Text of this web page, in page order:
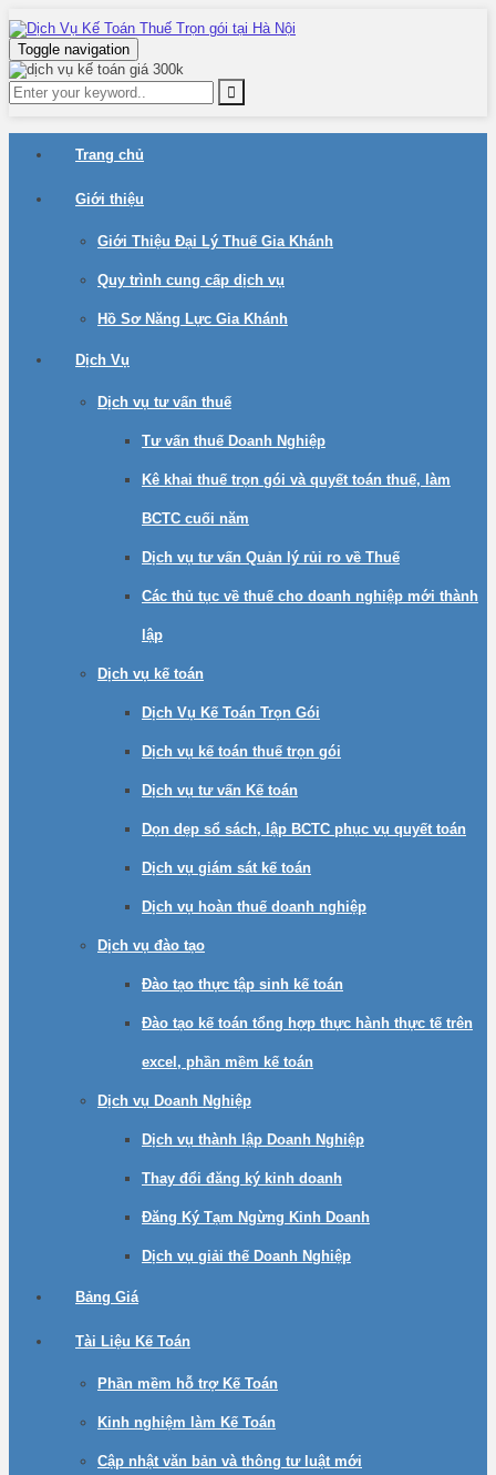
Toggle navigation
Trang chủ
Giới thiệu
Giới Thiệu Đại Lý Thuế Gia Khánh
Quy trình cung cấp dịch vụ
Hồ Sơ Năng Lực Gia Khánh
Dịch Vụ
Dịch vụ tư vấn thuế
Tư vấn thuế Doanh Nghiệp
Kê khai thuế trọn gói và quyết toán thuế, làm
BCTC cuối năm
Dịch vụ tư vấn Quản lý rủi ro về Thuế
Các thủ tục về thuế cho doanh nghiệp mới thành
lập
Dịch vụ kế toán
Dịch Vụ Kế Toán Trọn Gói
Dịch vụ kế toán thuế trọn gói
Dịch vụ tư vấn Kế toán
Dọn dẹp sổ sách, lập BCTC phục vụ quyết toán
Dịch vụ giám sát kế toán
Dịch vụ hoàn thuế doanh nghiệp
Dịch vụ đào tạo
Đào tạo thực tập sinh kế toán
Đào tạo kế toán tổng hợp thực hành thực tế trên
excel, phần mềm kế toán
Dịch vụ Doanh Nghiệp
Dịch vụ thành lập Doanh Nghiệp
Thay đổi đăng ký kinh doanh
Đăng Ký Tạm Ngừng Kinh Doanh
Dịch vụ giải thế Doanh Nghiệp
Bảng Giá
Tài Liệu Kế Toán
Phần mềm hỗ trợ Kế Toán
Kinh nghiệm làm Kế Toán
Cập nhật văn bản và thông tư luật mới